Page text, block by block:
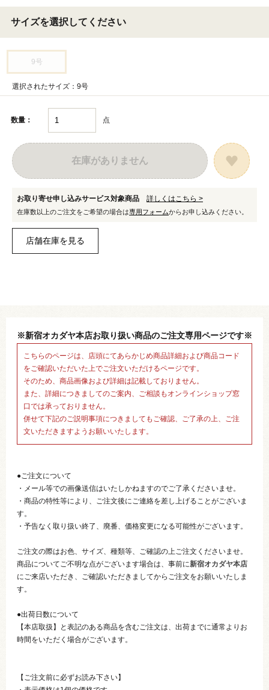
サイズを選択してください
9号
選択されたサイズ：9号
数量： 点
在庫がありません
お取り寄せ申し込みサービス対象商品 詳しくはこちら >
在庫数以上のご注文をご希望の場合は専用フォームからお申し込みください。
※新宿オカダヤ本店お取り扱い商品のご注文専用ページです※
こちらのページは、店頭にてあらかじめ商品詳細および商品コード
をご確認いただいた上でご注文いただけるページです。
そのため、商品画像および詳細は記載しておりません。
また、詳細につきましてのご案内、ご相談もオンラインショップ窓
口では承っておりません。
併せて下記のご説明事項につきましてもご確認、ご了承の上、ご注
文いただきますようお願いいたします。
●ご注文について
・メール等での画像送信はいたしかねますのでご了承くださいませ。
・商品の特性等により、ご注文後にご連絡を差し上げることがございま
す。
・予告なく取り扱い終了、廃番、価格変更になる可能性がございます。
ご注文の際はお色、サイズ、種類等、ご確認の上ご注文くださいませ。
商品についてご不明な点がございます場合は、事前に新宿オカダヤ本店
にご来店いただき、ご確認いただきましてからご注文をお願いいたしま
す。
●出荷日数について
【本店取扱】と表記のある商品を含むご注文は、出荷までに通常よりお
時間をいただく場合がございます。
【ご注文前に必ずお読み下さい】